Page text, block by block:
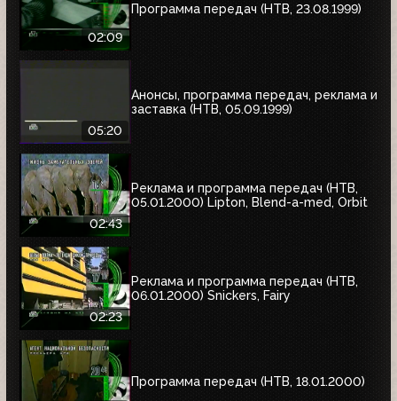
02:09
Программа передач (НТВ, 23.08.1999)
05:20
Анонсы, программа передач, реклама и
заставка (НТВ, 05.09.1999)
02:43
Реклама и программа передач (НТВ,
05.01.2000) Lipton, Blend-a-med, Orbit
02:23
Реклама и программа передач (НТВ,
06.01.2000) Snickers, Fairy
Программа передач (НТВ, 18.01.2000)